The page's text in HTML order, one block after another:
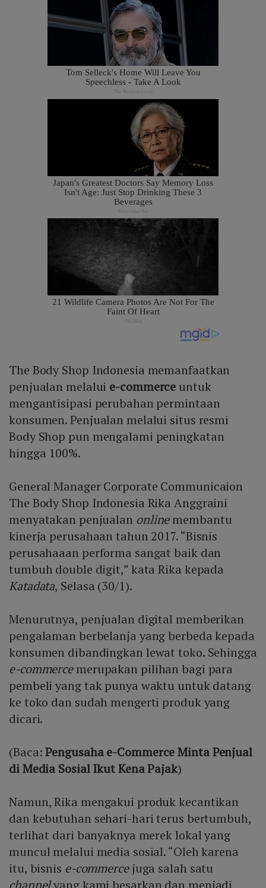
The Body Shop Indonesia memanfaatkan
penjualan melalui e-commerce untuk
mengantisipasi perubahan permintaan
konsumen. Penjualan melalui situs resmi
Body Shop pun mengalami peningkatan
hingga 100%.
General Manager Corporate Communicaion
The Body Shop Indonesia Rika Anggraini
menyatakan penjualan onlinemembantu
kinerja perusahaan tahun 2017. “Bisnis
perusahaaan performa sangat baik dan
tumbuh double digit,” kata Rika kepada
Katadata, Selasa (30/1).
Menurutnya, penjualan digital memberikan
pengalaman berbelanja yang berbeda kepada
konsumen dibandingkan lewat toko. Sehingga
e-commercemerupakan pilihan bagi para
pembeli yang tak punya waktu untuk datang
ke toko dan sudah mengerti produk yang
dicari.
(Baca:Pengusaha e-Commerce Minta Penjual
di Media Sosial Ikut Kena Pajak)
Namun, Rika mengakui produk kecantikan
dan kebutuhan sehari-hari terus bertumbuh,
terlihat dari banyaknya merek lokal yang
muncul melalui media sosial. “Oleh karena
itu, bisnis e-commercejuga salah satu
channelyang kami besarkan dan menjadi